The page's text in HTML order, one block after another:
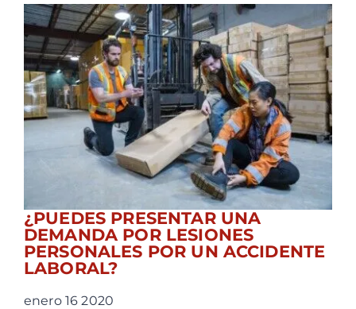
¿PUEDES PRESENTAR UNA
DEMANDA POR LESIONES
PERSONALES POR UN ACCIDENTE
LABORAL?
enero 16 2020